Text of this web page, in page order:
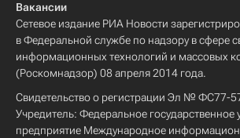
Вакансии
Сетевое издание РИА Новости
в Федеральной службе по надзору в сфере
информационных технологий и массовых
(Роскомнадзор) 08 апреля 2014 года.
Свидетельство о регистрации Эл № ФС77-
Учредитель: Федеральное государственное
предприятие Международное